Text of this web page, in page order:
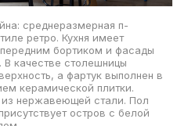
среднеразмерная п-
ретро. Кухня имеет
бортиком и фасады
В качестве столешницы
а фартук выполнен в
керамической плитки.
из нержавеющей стали. Пол
остров с белой